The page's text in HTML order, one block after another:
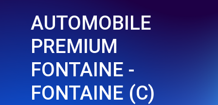
AUTOMOBILE
PREMIUM
FONTAINE -
FONTAINE (C)